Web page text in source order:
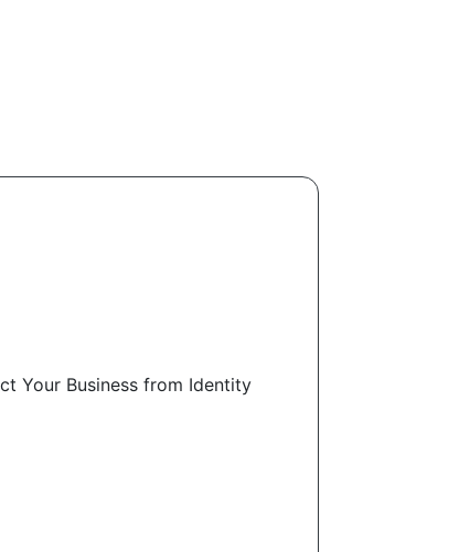
Your Business from Identity